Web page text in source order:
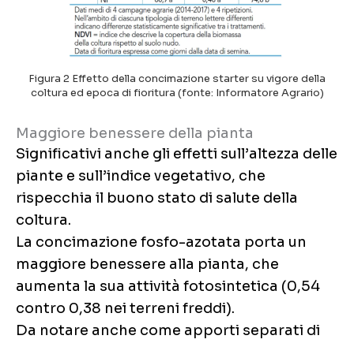
Figura 2 Effetto della concimazione starter su vigore della
coltura ed epoca di fioritura (fonte: Informatore Agrario)
Maggiore benessere della pianta
Significativi anche gli effetti sull’altezza delle
piante e sull’indice vegetativo, che
rispecchia il buono stato di salute della
coltura.
La concimazione fosfo-azotata porta un
maggiore benessere alla pianta, che
aumenta la sua attività fotosintetica (0,54
contro 0,38 nei terreni freddi).
Da notare anche come apporti separati di